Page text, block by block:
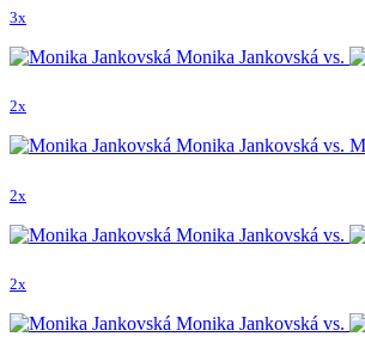
3x
Monika Jankovská vs.
2x
Monika Jankovská vs.
2x
Monika Jankovská vs.
2x
Monika Jankovská vs.